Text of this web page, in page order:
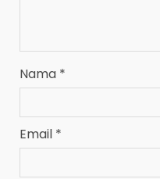
Nama *
Email *